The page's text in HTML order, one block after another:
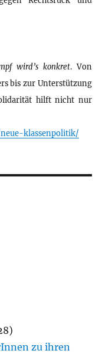
wird’s konkret. Von
bis zur Unterstützung
hilft nicht nur
klassenpolitik/
zu ihren